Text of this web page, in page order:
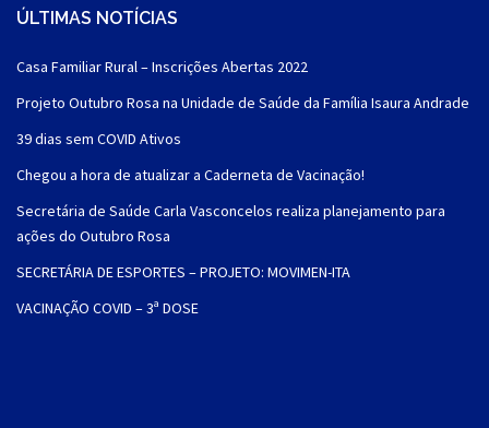
ÚLTIMAS NOTÍCIAS
Casa Familiar Rural – Inscrições Abertas 2022
Projeto Outubro Rosa na Unidade de Saúde da Família Isaura Andrade
39 dias sem COVID Ativos
Chegou a hora de atualizar a Caderneta de Vacinação!
Secretária de Saúde Carla Vasconcelos realiza planejamento para
ações do Outubro Rosa
SECRETÁRIA DE ESPORTES – PROJETO: MOVIMEN-ITA
VACINAÇÃO COVID – 3ª DOSE